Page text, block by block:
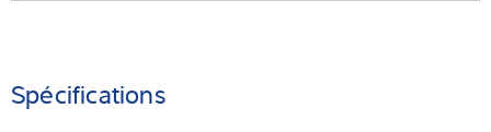
Spécifications